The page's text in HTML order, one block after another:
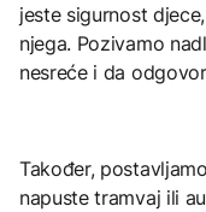
jeste sigurnost
njega. Pozivamo
nesreće i da
Također,
napuste tramvaj ili